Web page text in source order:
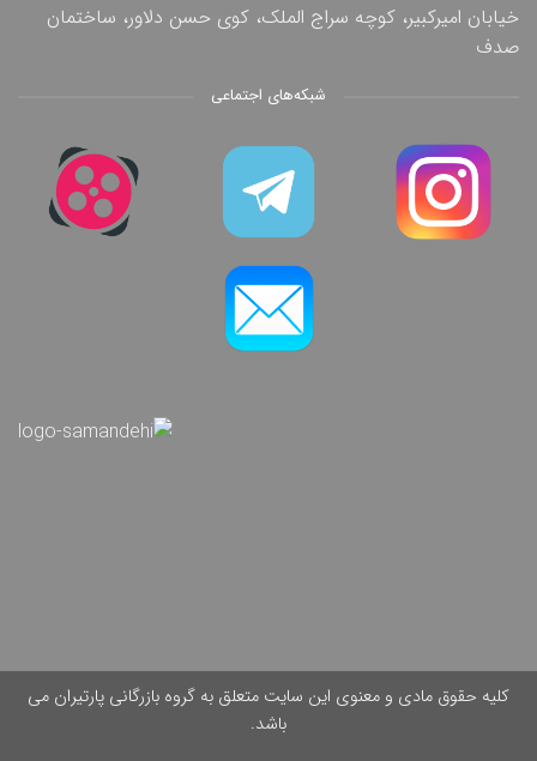
خیابان امیرکبیر، کوچه سراج الملک، کوی حسن دلاور، ساختمان
صدف
شبکه‌های اجتماعی
کلیه حقوق مادی و معنوی این سایت متعلق به گروه بازرگانی پارتیران می
باشد.